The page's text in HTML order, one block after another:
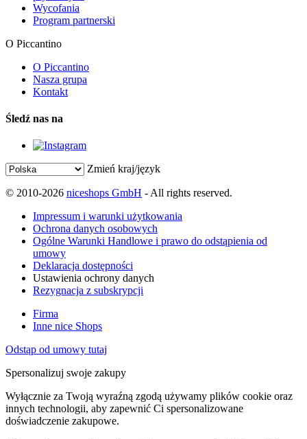
Wycofania
Program partnerski
O Piccantino
O Piccantino
Nasza grupa
Kontakt
Śledź nas na
Zmień kraj/język
© 2010-2026 niceshops GmbH - All rights reserved.
Impressum i warunki użytkowania
Ochrona danych osobowych
Ogólne Warunki Handlowe i prawo do odstąpienia od
umowy
Deklaracja dostępności
Ustawienia ochrony danych
Rezygnacja z subskrypcji
Firma
Inne nice Shops
Odstąp od umowy tutaj
Spersonalizuj swoje zakupy
Wyłącznie za Twoją wyraźną zgodą używamy plików cookie oraz
innych technologii, aby zapewnić Ci spersonalizowane
doświadczenie zakupowe.